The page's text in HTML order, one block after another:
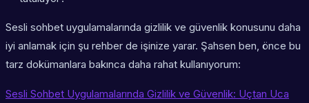
Sesli sohbet uygulamalarında gizlilik ve güvenlik konusunu daha
iyi anlamak için şu rehber de işinize yarar. Şahsen ben, önce bu
tarz dokümanlara bakınca daha rahat kullanıyorum:
Sesli Sohbet Uygulamalarında Gizlilik ve Güvenlik: Uçtan Uca